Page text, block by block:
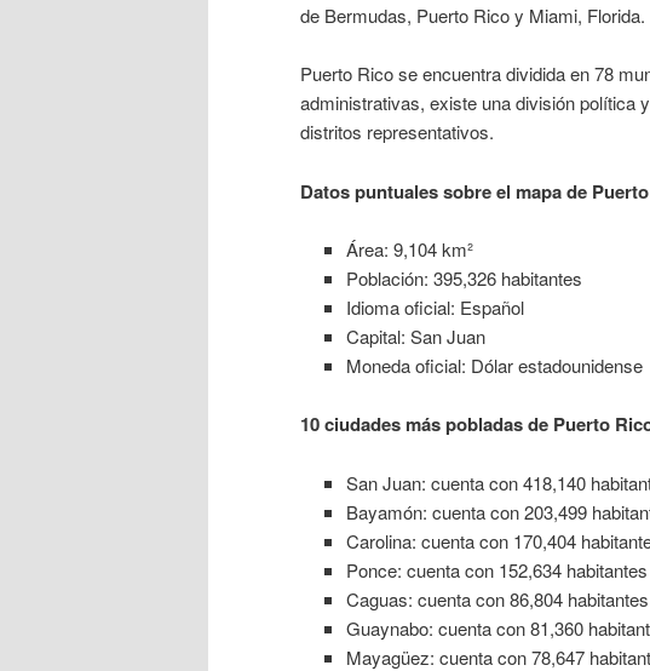
de Bermudas, Puerto Rico y Miami, Florida.
Puerto Rico se encuentra dividida en 78
administrativas, existe una división política
distritos representativos.
Datos puntuales sobre el mapa de
Área: 9,104 km²
Población: 395,326 habitantes
Idioma oficial: Español
Capital: San Juan
Moneda oficial: Dólar estadounidense
10 ciudades más pobladas de Puerto
San Juan: cuenta con 418,140
Bayamón: cuenta con 203,499
Carolina: cuenta con 170,404
Ponce: cuenta con 152,634 habitantes
Caguas: cuenta con 86,804 habitantes
Guaynabo: cuenta con 81,360
Mayagüez: cuenta con 78,647